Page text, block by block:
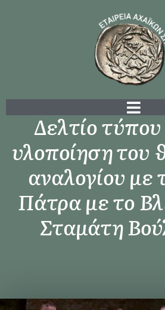
Δελτίο
υλοποίηση του
αναλογίου με
Πάτρα με το
Σταμάτη